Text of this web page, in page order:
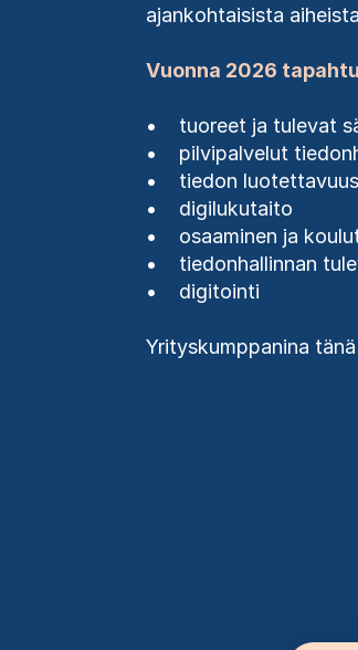
ajankohtaisista
Vuonna 2026
• tuoreet ja tulevat
• pilvipalvelut
• tiedon luotettavuus
• digilukutaito
• osaaminen ja
• tiedonhallinnan
• digitointi
Yrityskumppanina